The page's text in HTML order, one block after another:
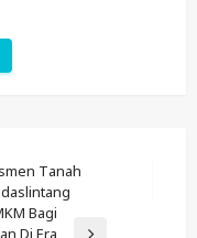
Tanah
Bagi
Di Era